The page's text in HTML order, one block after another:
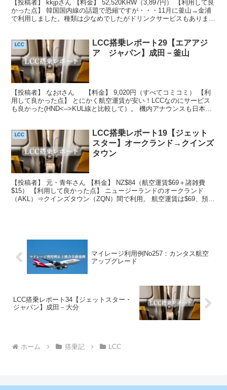
【投稿者】 kkjpさん 【料金】 52,520KRW（3,897円） 【利用して良
かった点】 韓国国内線の話題で恐縮ですが・・・11月に釜山→金浦
で利用しました。種類は少なめでしたがドリンクサービスもありまし
LCC
LCC搭乗レポート29【エアアジ
ア ジャパン】成田－釜山
【投稿者】 なおtさん 【料金】 9,020円（すべてコミコミ） 【利
用して良かった点】 とにかく航空運賃が安い！LCCなのにサービス
も良かった(HND<-->KUL線と比較して）。 機内アナウンスも日本
LCC
LCC搭乗レポート19【ジェット
スター】オークランド→クインズ
タウン
【投稿者】 元・青年さん 【料金】 NZ$84（航空運賃$69＋諸雑費
$15） 【利用して良かった点】 ニュージーランドのオークランド
（AKL）⇒クインズタウン（ZQN）間で利用。 航空運賃は$69、預け
マイレージ利用例No257：カンタス航空
アップグレード
LCC搭乗レポート34【ジェットスター・
ジャパン】成田－大分
ホーム 搭乗記 LCC